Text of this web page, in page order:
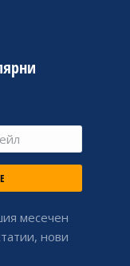
месечен
нови